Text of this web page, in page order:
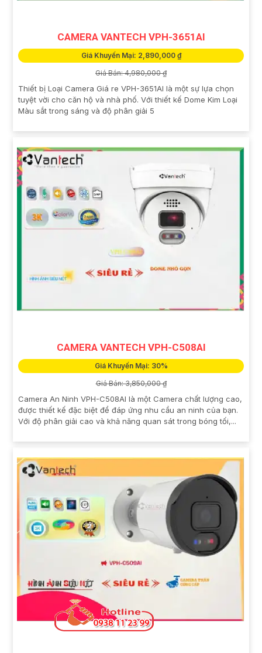
CAMERA VANTECH VPH-3651AI
Giá Khuyến Mại: 2,890,000 ₫
Giá Bán: 4,980,000 ₫
Thiết bị Loại Camera Giá re VPH-3651AI là một sự lựa chọn
tuyệt vời cho căn hộ và nhà phố. Với thiết kế Dome Kim Loại
Màu sắt trong sáng và độ phân giải 5
CAMERA VANTECH VPH-C508AI
Giá Khuyến Mại: 30%
Giá Bán: 3,850,000 ₫
Camera An Ninh VPH-C508AI là một Camera chất lượng cao,
được thiết kế đặc biệt để đáp ứng nhu cầu an ninh của bạn.
Với độ phân giải cao và khả năng quan sát trong bóng tối,...